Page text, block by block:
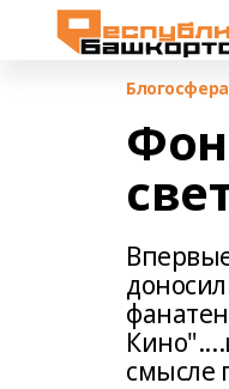
Блогосфера
смысле